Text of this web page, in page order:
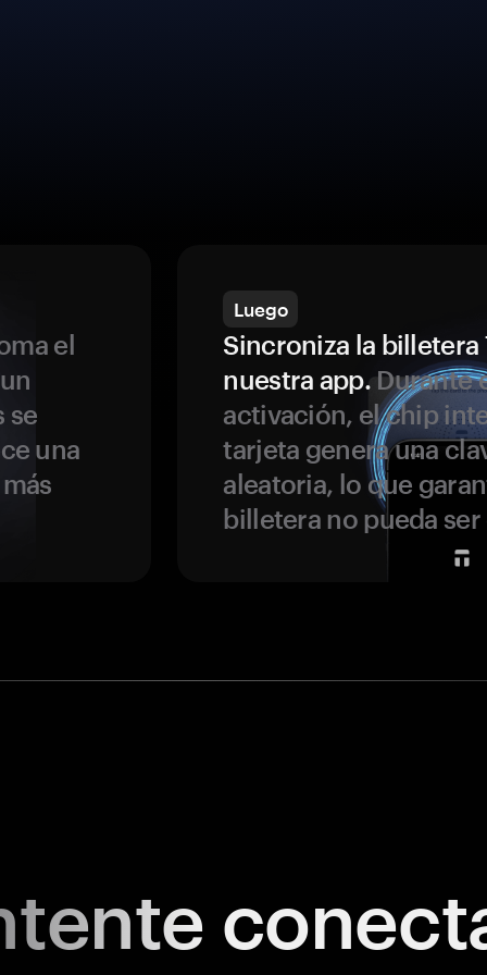
el
se
una
Luego
Sincroniza la billetera
nuestra app.Durante
activación, el chip
tarjeta genera una
aleatoria, lo que
billetera no pueda